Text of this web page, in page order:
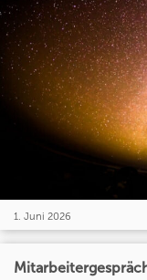
1. Juni 2026